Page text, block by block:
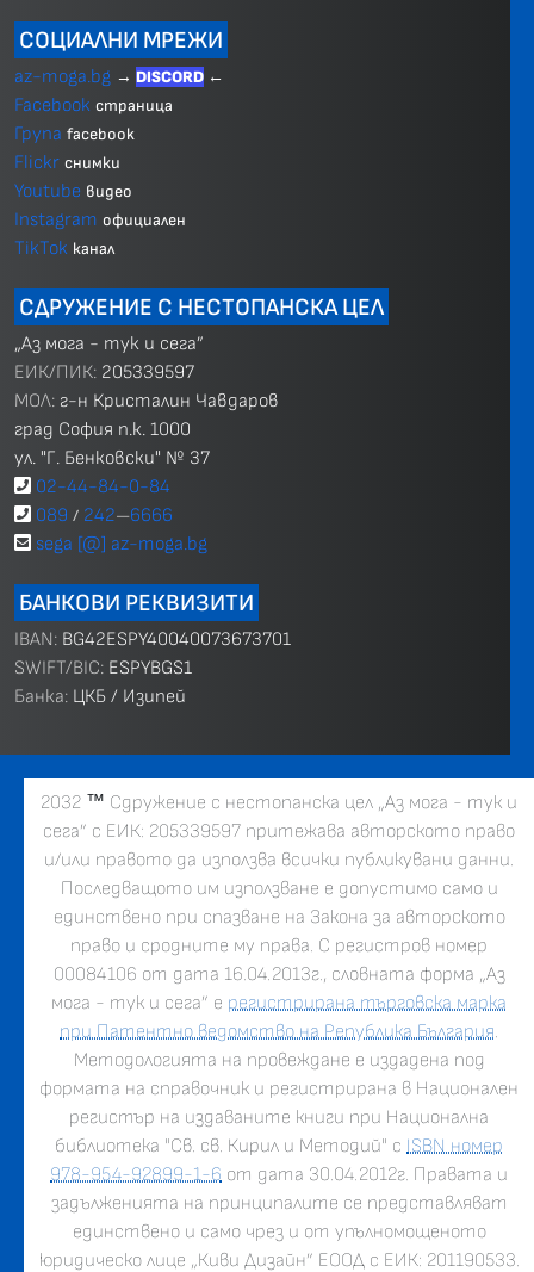
СОЦИАЛНИ МРЕЖИ
az-moga.bg → DISCORD ←
Facebook страница
Група facebook
Flickr снимки
Youtube видео
Instagram официален
TikTok канал
СДРУЖЕНИЕ С НЕСТОПАНСКА ЦЕЛ
„Аз мога - тук и сега”
ЕИК/ПИК: 205339597
МОЛ: г-н Кристалин Чавдаров
град София п.к. 1000
ул. "Г. Бенковски" № 37
02-44-84-0-84
089 / 242—6666
sega [@] az-moga.bg
БАНКОВИ РЕКВИЗИТИ
IBAN: BG42ESPY40040073673701
SWIFT/BIC: ESPYBGS1
Банка: ЦКБ / Изипей
2032 ™ Сдружение с нестопанска цел „Аз мога - тук и
сега” с ЕИК: 205339597 притежава авторското право
и/или правото да използва всички публикувани данни.
Последващото им използване е допустимо само и
единствено при спазване на Закона за авторското
право и сродните му права. С регистров номер
00084106 от дата 16.04.2013г., словната форма „Аз
мога - тук и сега” е регистрирана търговска марка
при Патентно ведомство на Република България.
Методологията на провеждане е издадена под
формата на справочник и регистрирана в Национален
регистър на издаваните книги при Национална
библиотека "Св. св. Кирил и Методий" с ISBN номер
978-954-92899-1-6 от дата 30.04.2012г. Правата и
задълженията на принципалите се представляват
единствено и само чрез и от упълномощеното
юридическо лице „Киви Дизайн” ЕООД с ЕИК: 201190533.